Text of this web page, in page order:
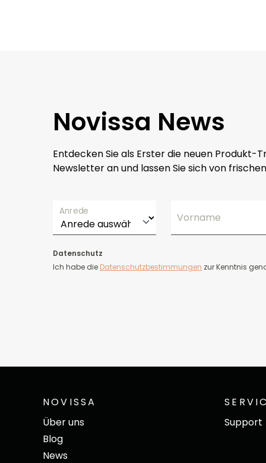
Novissa News
Entdecken Sie als Erster die neuen Produkt-
Newsletter an und lassen Sie sich von
Anrede Vorname
Datenschutz
Ich habe die Datenschutzbestimmungen zur Kenntnis
NOVISSA
Über uns
Blog
News
Support